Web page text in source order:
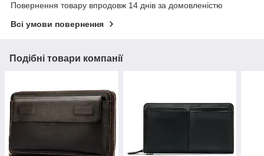
Повернення товару впродовж 14 днів за домовленістю
Всі умови повернення
Подібні товари компанії